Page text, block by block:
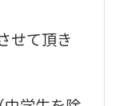
せて頂き